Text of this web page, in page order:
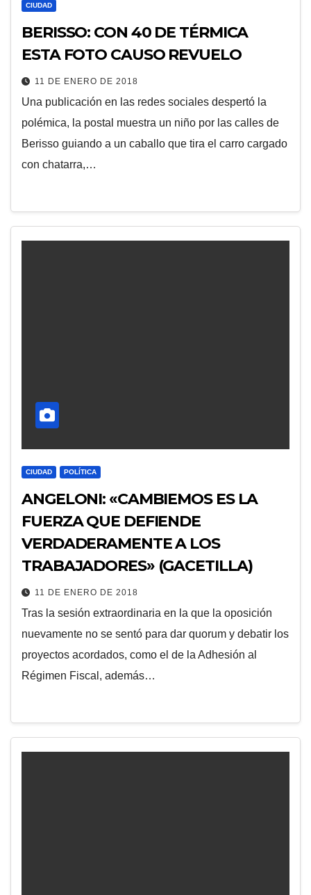
CIUDAD
BERISSO: CON 40 DE TÉRMICA
ESTA FOTO CAUSO REVUELO
11 DE ENERO DE 2018
Una publicación en las redes sociales despertó la
polémica, la postal muestra un niño por las calles de
Berisso guiando a un caballo que tira el carro cargado
con chatarra,…
CIUDAD POLÍTICA
ANGELONI: «CAMBIEMOS ES LA
FUERZA QUE DEFIENDE
VERDADERAMENTE A LOS
TRABAJADORES» (GACETILLA)
11 DE ENERO DE 2018
Tras la sesión extraordinaria en la que la oposición
nuevamente no se sentó para dar quorum y debatir los
proyectos acordados, como el de la Adhesión al
Régimen Fiscal, además…